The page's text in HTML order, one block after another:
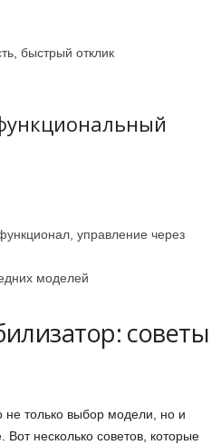
быстрый отклик
управление через
моделей
советы
не только выбор модели, но и
Вот несколько советов, которые